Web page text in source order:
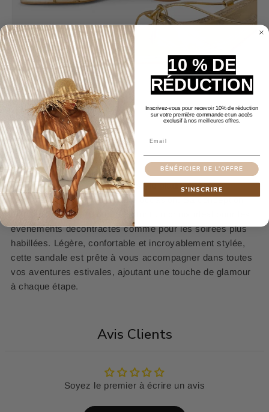
Polyvalence et Style
Lasandale dorée à talon bas style gladiateurest
l'accessoire parfait pour toute occasion. Sa conception
unique et son allure dorée en font un choix idéal pour les
événements décontractés comme pour les soirées plus
habillées. Légère, confortable et incroyablement stylée,
cette sandale est prête à vous accompagner dans toutes
vos aventures estivales, ajoutant une touche de glamour
à chaque étape.
Avis Clients
Soyez le premier à écrire un avis
10 % DE
RÉDUCTION
Inscrivez-vous pour recevoir 10% de réduction
sur votre première commande et un accès
exclusif à nos meilleures offres.
BÉNÉFICIER DE L'OFFRE
S'INSCRIRE